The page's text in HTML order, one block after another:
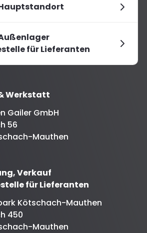
für Lieferanten
Werkstatt
Gailer GmbH
56
Mauthen
Verkauf
für Lieferanten
Kötschach-Mauthen
450
Mauthen